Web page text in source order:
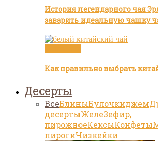
История легендарного чая
заварить идеальную чашку
Как правильно выбрать
Десерты
ВсеБлиныБулочкиджем
десертыЖелеЗефир,
пирожноеКексыКонфеты
пирогиЧизкейки